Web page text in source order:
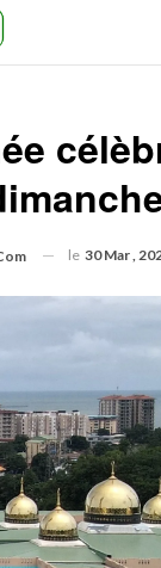
le 30 Mar ,